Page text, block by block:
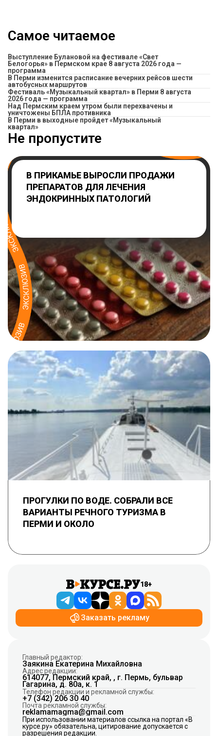
Самое читаемое
Выступление Булановой на фестивале «Свет
Белогорья» в Пермском крае 8 августа 2026 года —
программа
​В Перми изменится расписание вечерних рейсов шести
автобусных маршрутов
Фестиваль «Музыкальный квартал» в Перми 8 августа
2026 года — программа
Над Пермским краем утром были перехвачены и
уничтожены БПЛА противника
В Перми в выходные пройдет «Музыкальный
квартал»
Не пропустите
В ПРИКАМЬЕ ВЫРОСЛИ ПРОДАЖИ
ПРЕПАРАТОВ ДЛЯ ЛЕЧЕНИЯ
ЭНДОКРИННЫХ ПАТОЛОГИЙ
ПРОГУЛКИ ПО ВОДЕ. СОБРАЛИ ВСЕ
ВАРИАНТЫ РЕЧНОГО ТУРИЗМА В
ПЕРМИ И ОКОЛО
18+
Заказать рекламу
Главный редактор:
Заякина Екатерина Михайловна
Адрес редакции:
614077, Пермский край, , г. Пермь, бульвар
Гагарина, д. 80а, к. 1
Телефон редакции и рекламной службы:
+7 (342) 206 30 40
Почта рекламной службы:
reklamamagma@gmail.com
При использовании материалов ссылка на портал «В
курсе.ру» обязательна, цитирование допускается с
разрешения редакции.